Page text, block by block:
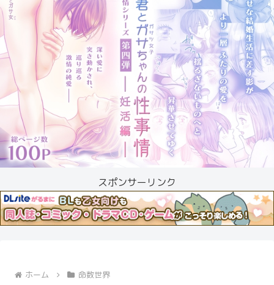
スポンサーリンク
ホーム 命数世界